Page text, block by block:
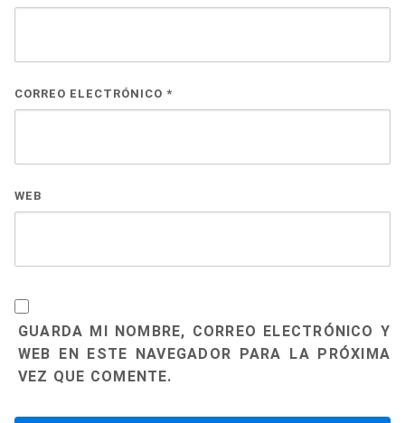
CORREO ELECTRÓNICO *
WEB
GUARDA MI NOMBRE, CORREO ELECTRÓNICO Y
WEB EN ESTE NAVEGADOR PARA LA PRÓXIMA
VEZ QUE COMENTE.